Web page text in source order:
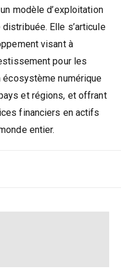
modèle d’exploitation
Elle s’articule
visant à
pour les
numérique
et régions, et offrant
financiers en actifs
entier.